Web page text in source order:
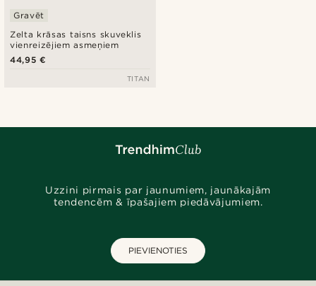
Zelta krāsas taisns skuveklis
vienreizējiem asmeņiem
Gravēt
44,95 €
TITAN
Uzzini pirmais par jaunumiem, jaunākajām
tendencēm & īpašajiem piedāvājumiem.
PIEVIENOTIES